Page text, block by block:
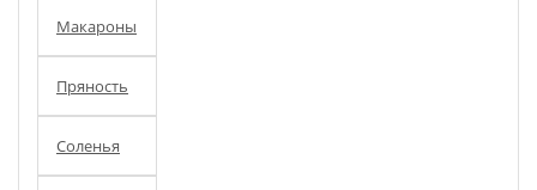
Макароны
Пряность
Соленья